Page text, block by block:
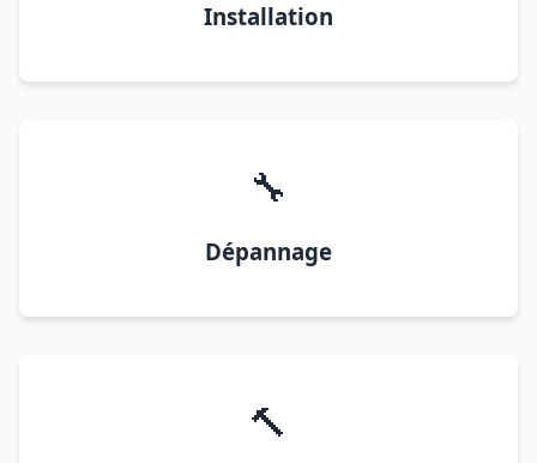
Installation
🔧
Dépannage
🔨